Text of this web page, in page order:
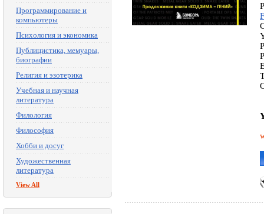
Программирование и
компьютеры
Психология и экономика
Публицистика, мемуары,
биографии
Религия и эзотерика
Учебная и научная
литература
Филология
Философия
Хобби и досуг
Художественная
литература
View All